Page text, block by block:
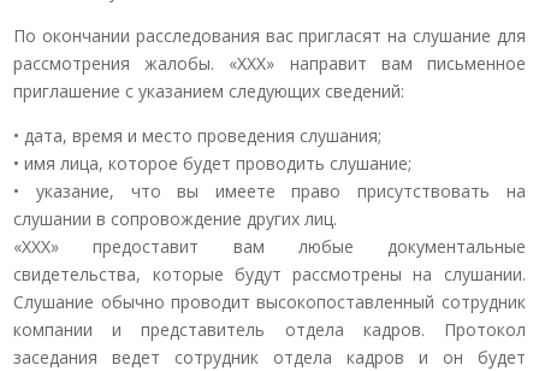
По окончании расследования вас пригласят на слушание для
рассмотрения жалобы. «ХХХ» направит вам письменное
приглашение с указанием следующих сведений:
• дата, время и место проведения слушания;
• имя лица, которое будет проводить слушание;
• указание, что вы имеете право присутствовать на
слушании в сопровождение других лиц.
«ХХХ» предоставит вам любые документальные
свидетельства, которые будут рассмотрены на слушании.
Слушание обычно проводит высокопоставленный сотрудник
компании и представитель отдела кадров. Протокол
заседания ведет сотрудник отдела кадров и он будет